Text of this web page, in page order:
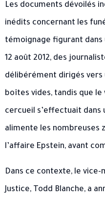
Les documents dévoilés
inédits concernant les
témoignage figurant dans
12 août 2012, des
délibérément dirigés vers
boîtes vides, tandis que
cercueil s’effectuait
alimente les nombreuses
l’affaire Epstein, avant
Dans ce contexte, le
Justice, Todd Blanche, a